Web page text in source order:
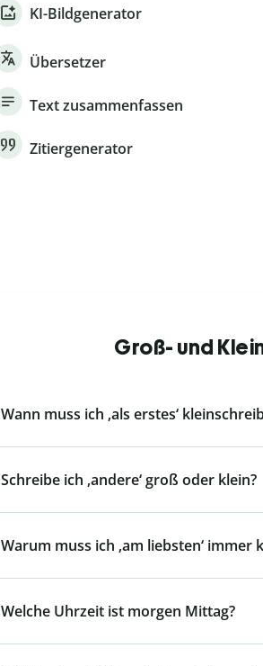
KI-Bildgenerator
Übersetzer
Text zusammenfassen
Zitiergenerator
Groß- und
Wann muss ich ‚als erstes‘
Schreibe ich ‚andere‘ groß oder klein?
Warum muss ich ‚am liebsten‘ immer
Welche Uhrzeit ist morgen Mittag?